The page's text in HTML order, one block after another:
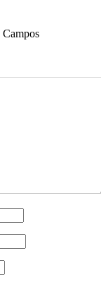
Campos